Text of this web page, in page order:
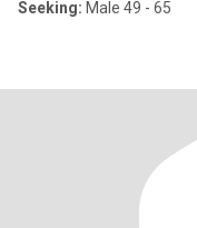
Seeking: Male 49 - 65